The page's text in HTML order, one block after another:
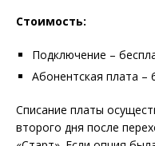
Стоимость:
Подключение –
Абонентская плата –
Списание платы
второго дня после